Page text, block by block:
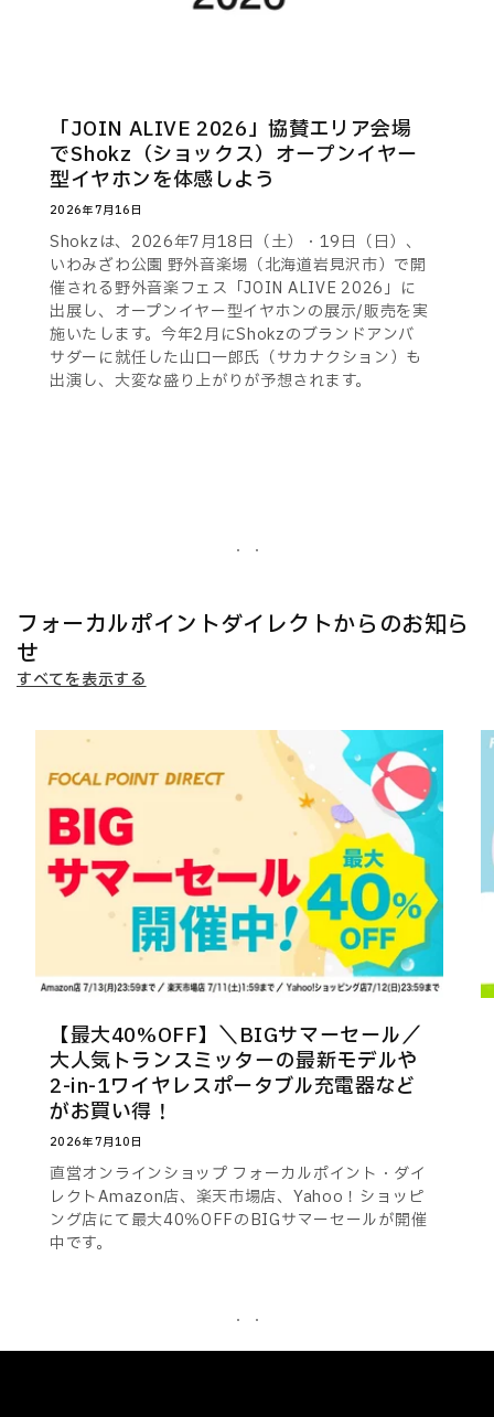
「JOIN ALIVE 2026」協賛エリア会場
でShokz（ショックス）オープンイヤー
型イヤホンを体感しよう
2026年7月16日
Shokzは、2026年7月18日（土）・19日（日）、
いわみざわ公園 野外音楽場（北海道岩見沢市）で開
催される野外音楽フェス「JOIN ALIVE 2026」に
出展し、オープンイヤー型イヤホンの展示/販売を実
施いたします。今年2月にShokzのブランドアンバ
サダーに就任した山口一郎氏（サカナクション）も
出演し、大変な盛り上がりが予想されます。
フォーカルポイントダイレクトからのお知ら
せ
すべてを表示する
【最大40%OFF】＼BIGサマーセール／
大人気トランスミッターの最新モデルや
2-in-1ワイヤレスポータブル充電器など
がお買い得！
2026年7月10日
直営オンラインショップ フォーカルポイント・ダイ
レクトAmazon店、楽天市場店、Yahoo！ショッピ
ング店にて最大40％OFFのBIGサマーセールが開催
中です。